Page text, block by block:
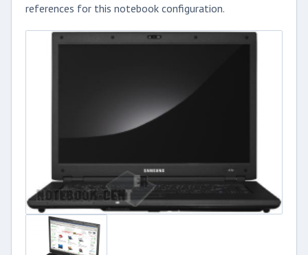
references for this notebook configuration.